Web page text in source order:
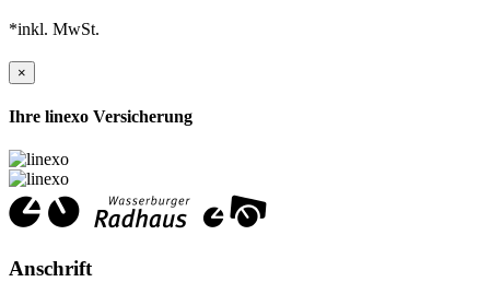
*inkl. MwSt.
×
Ihre linexo Versicherung
Anschrift